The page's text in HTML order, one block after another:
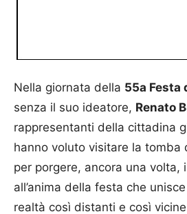
Nella giornata della 55a Festa
senza il suo ideatore, Renato
rappresentanti della cittadina
hanno voluto visitare la tomba
per porgere, ancora una volta,
all’anima della festa che
realtà così distanti e così